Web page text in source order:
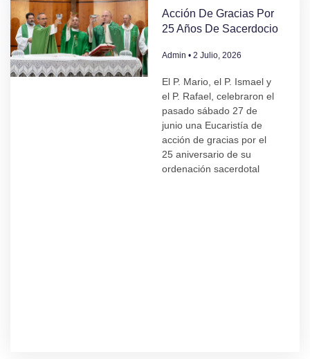
Acción De Gracias Por
25 Años De Sacerdocio
Admin 2 Julio, 2026
El P. Mario, el P. Ismael y
el P. Rafael, celebraron el
pasado sábado 27 de
junio una Eucaristía de
acción de gracias por el
25 aniversario de su
ordenación sacerdotal